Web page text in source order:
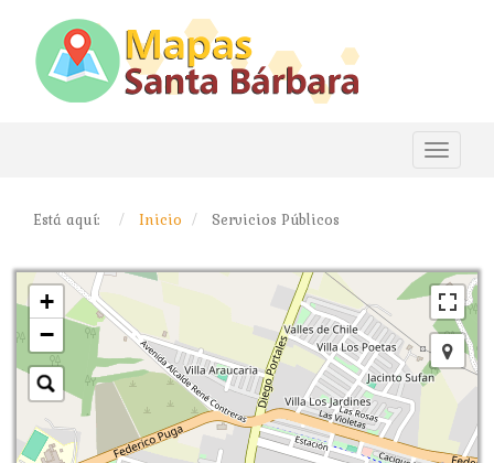
Toggle
Está aquí: Inicio Servicios Públicos
+
−